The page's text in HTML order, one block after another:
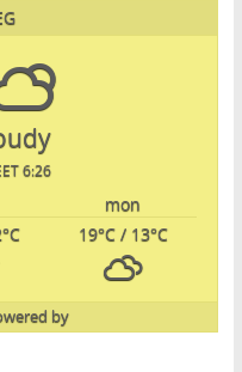
6:26 am
mon
19°C/ 13°C
°C
by